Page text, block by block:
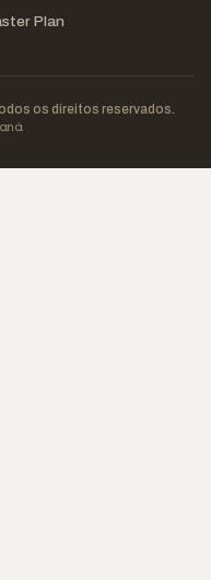
Plan
os direitos reservados.